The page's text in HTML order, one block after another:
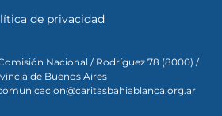
de privacidad
Nacional / Rodríguez 78 (8000) /
de Buenos Aires